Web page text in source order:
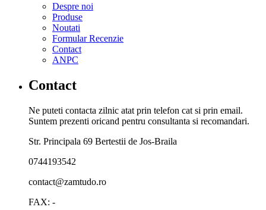
Despre noi
Produse
Noutati
Formular Recenzie
Contact
ANPC
Contact
Ne puteti contacta zilnic atat prin telefon cat si prin email.
Suntem prezenti oricand pentru consultanta si recomandari.
Str. Principala 69 Bertestii de Jos-Braila
0744193542
contact@zamtudo.ro
FAX: -